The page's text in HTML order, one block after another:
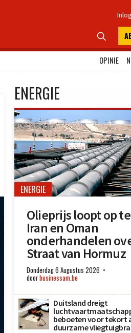

OPINIE
ENERGIE
ENERGIE
Olieprijs loopt op
Iran en Oman
onderhandelen
Straat van Hormuz
Donderdag 6 Augustus 2026
doorbusinessam.be
Duitsland dreigt
beboeten voor tekort
duurzame